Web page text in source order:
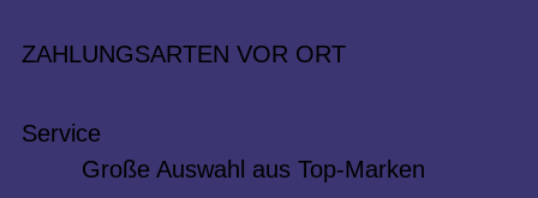
ZAHLUNGSARTEN VOR ORT
Service
Große Auswahl aus Top-Marken